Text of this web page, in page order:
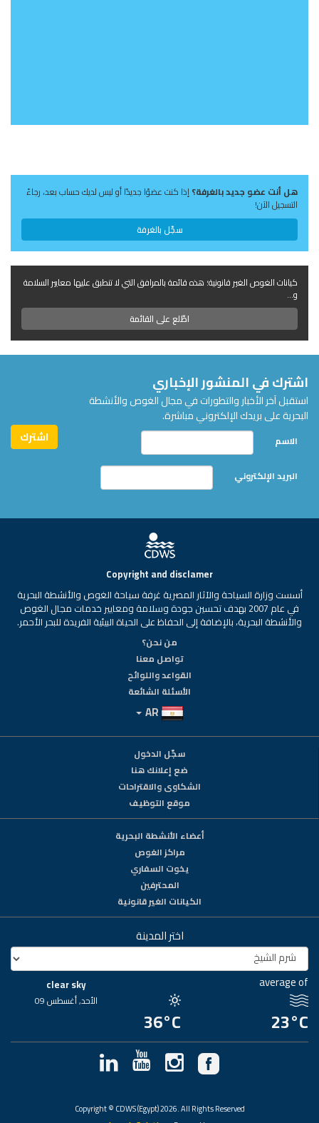
هل أنت عضو جديد بالغرفة؟إذا كنت عضوًا جديدًا أو ليس لديك حساب بعد، رجاءً
التسجيل الآن!
سجّل بالغرفة
كيانات الغوص الغير قانونية؛ هذه قائمة بالمرافق التي لا تنطبق عليها معايير السلامة
و...
اطّلع على القائمة
اشترك في المنشور الإخباري
استقبل آخر الأخبار والتطورات في مجال الغوص والأنشطة
البحرية على بريدك الإلكتروني مباشرة.
الاسم
البريد الإلكتروني
Copyright and disclamer
أسست وزارة السياحة والآثار المصرية غرفة سياحة الغوص والأنشطة البحرية
في عام 2007 بهدف تحسين جودة وسلامة ومعايير خدمات مجال الغوص
والأنشطة البحرية، بالإضافة إلى الحفاظ على الحياة البيئية الفريدة للبحر الأحمر.
من نحن؟
تواصل معنا
القواعد واللوائح
الأسئلة الشائعة
سجّل الدخول
ضع إعلانك هنا
الشكاوى والاقتراحات
موقع التوظيف
أعضاء الأنشطة البحرية
مراكز الغوص
يخوت السفاري
المحترفين
الكيانات الغير قانونية
اختر المدينة
average of
23°C
36°C
clear sky
الأحد, أغسطس 09
Copyright © CDWS (Egypt) 2026. All Rights Reserved